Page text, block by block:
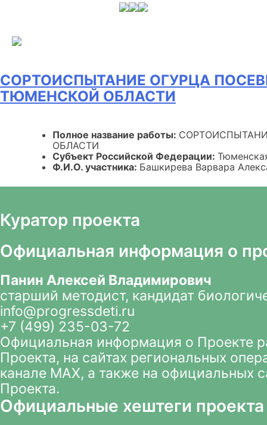
СОРТОИСПЫТАНИЕ ОГУРЦА
ТЮМЕНСКОЙ ОБЛАСТИ
Полное название работы:
ОБЛАСТИ
Субъект Российской Федерации:
Ф.И.О. участника: Башкирева Варвара
Куратор проекта
Официальная информация о
Панин Алексей Владимирович
старший методист, кандидат
info@progressdeti.ru
+7 (499) 235-03-72
Официальная информация о Проекте
Проекта, на сайтах региональных
канале MAX, а также на официальных
Проекта.
Официальные хештеги проекта